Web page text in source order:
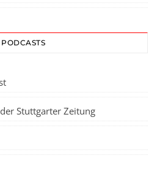
PODCASTS
Stuttgarter Zeitung